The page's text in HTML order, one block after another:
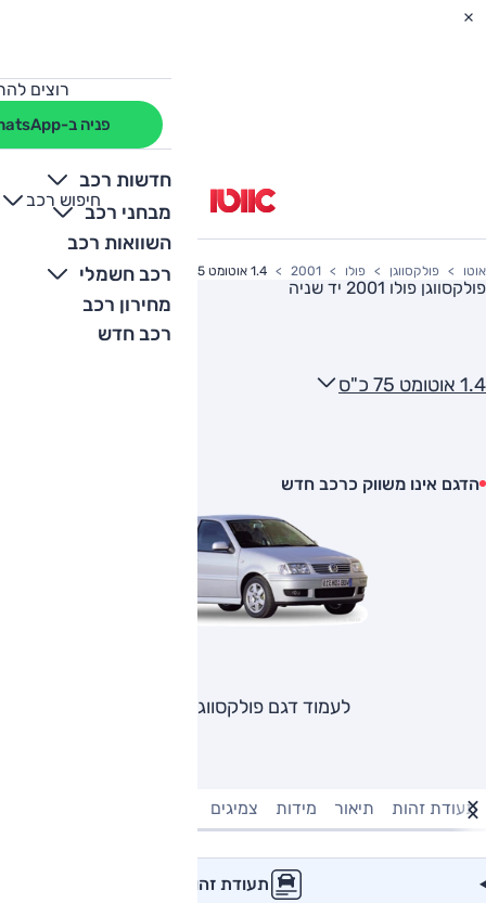
רוצים
פניה ב-WhatsApp
חדשות רכב
מבחני רכב
השוואות רכב
רכב חשמלי
מחירון רכב
רכב חדש
חיפוש רכב
+
-
אוטו פולקסווגן פולו 2001 1.4 אוטומט 75 כ"ס
פולקסווגן פולו 2001 יד שניה
1.4 אוטומט 75 כ"ס
הדגם אינו משווק כרכב חדש
לעמוד דגם פולקסווגן פולו
תעודת זהות תיאור מידות צמיגים
תעודת זהות